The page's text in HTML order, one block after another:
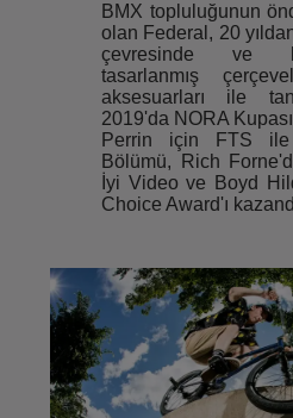
BMX topluluğunun
olan Federal, 20
çevresinde ve
tasarlanmış
aksesuarları ile
2019'da NORA
Perrin için FTS
Bölümü, Rich
İyi Video ve Boyd
Choice Award'ı